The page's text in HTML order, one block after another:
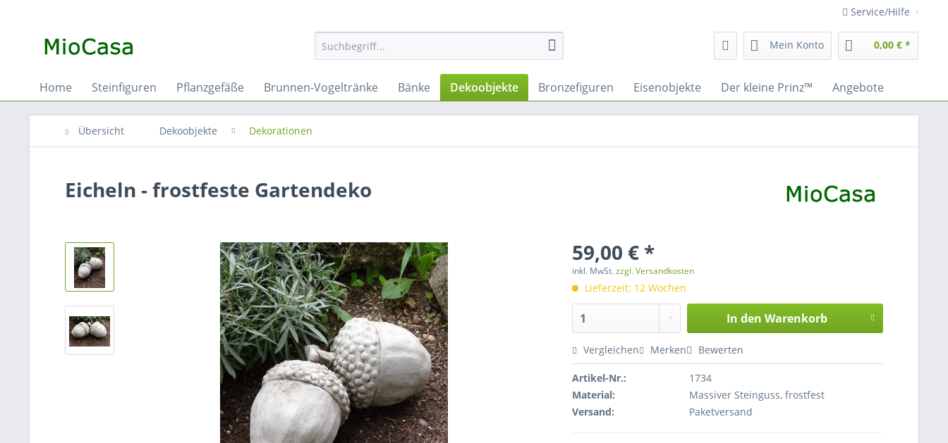
Service/Hilfe
Mein Konto 0,00 € *
Home Steinfiguren Pflanzgefäße Brunnen-Vogeltränke Bänke Dekoobjekte Bronzefiguren Eisenobjekte Der kleine Prinz™ Angebote
Übersicht Dekoobjekte Dekorationen
Eicheln - frostfeste Gartendeko
59,00 € *
inkl. MwSt.zzgl. Versandkosten
Lieferzeit: 12 Wochen
In den Warenkorb
Vergleichen Merken Bewerten
Artikel-Nr.:
1734
Material:
Massiver Steinguss, frostfest
Versand:
Paketversand